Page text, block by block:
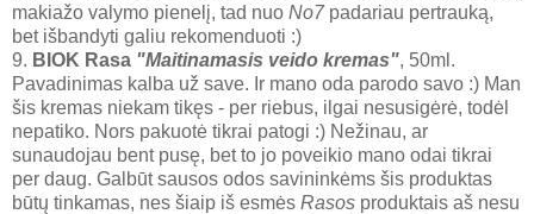
makiažo valymo pienelį, tad nuo No7 padariau pertrauką,
bet išbandyti galiu rekomenduoti :)
9. BIOK Rasa "Maitinamasis veido kremas", 50ml.
Pavadinimas kalba už save. Ir mano oda parodo savo :) Man
šis kremas niekam tikęs - per riebus, ilgai nesusigėrė, todėl
nepatiko. Nors pakuotė tikrai patogi :) Nežinau, ar
sunaudojau bent pusę, bet to jo poveikio mano odai tikrai
per daug. Galbūt sausos odos savininkėms šis produktas
būtų tinkamas, nes šiaip iš esmės Rasos produktais aš nesu